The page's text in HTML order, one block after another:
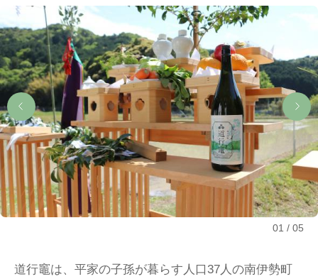
01 05
道行竈は、平家の子孫が暮らす人口37人の南伊勢町